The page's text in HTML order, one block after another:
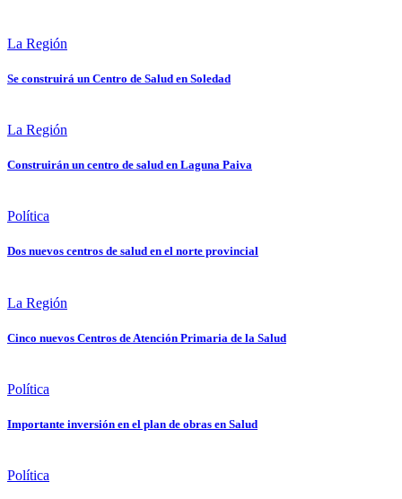
La Región
Se construirá un Centro de Salud en Soledad
La Región
Construirán un centro de salud en Laguna Paiva
Política
Dos nuevos centros de salud en el norte provincial
La Región
Cinco nuevos Centros de Atención Primaria de la Salud
Política
Importante inversión en el plan de obras en Salud
Política